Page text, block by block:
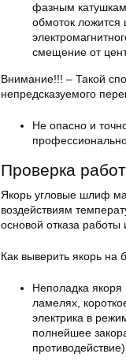
фазным
обмоток ложится
смещение от
Внимание!!! – Такой
непредсказуемого
Не опасно и
Проверка
Якорь угловые шлиф
воздействиям
основой отказа работы
Как выверить якорь на
Неполадка якоря
ламелях,
электрика в
полнейшее